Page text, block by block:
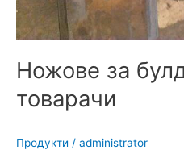
Ножове за
товарачи
Продукти / administrator